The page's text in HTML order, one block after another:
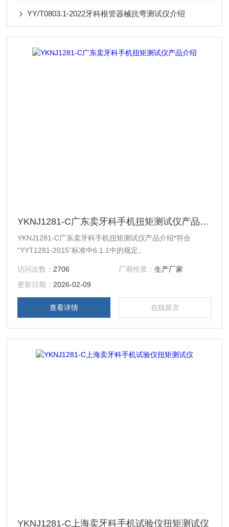
YY/T0803.1-2022牙科根管器械抗弯测试仪介绍
YKNJ1281-C广东卖牙科手机扭矩测试仪产品介绍
YKNJ1281-C广东卖牙科手机扭矩测试仪产品介绍*符合
“YYT1281-2015”标准中6.1.1中的规定。
访问次数： 2706 厂商性质： 生产厂家
更新日期： 2026-02-09
查看详情 在线留言
YKNJ1281-C上海卖牙科手机试验仪扭矩测试仪